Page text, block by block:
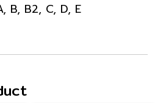
B, B2, C, D, E